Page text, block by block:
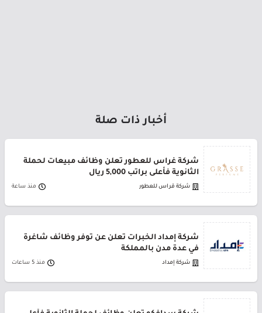
أخبار ذات صلة
شركة غراس للعطور تعلن وظائف مبيعات لحملة
الثانوية فأعلى براتب 5,000 ريال
شركة قراس للعطور منذ ساعة
شركة إمداد الخبرات تعلن عن توفر وظائف شاغرة
في عدة مدن بالمملكة
شركة إمداد منذ 5 ساعات